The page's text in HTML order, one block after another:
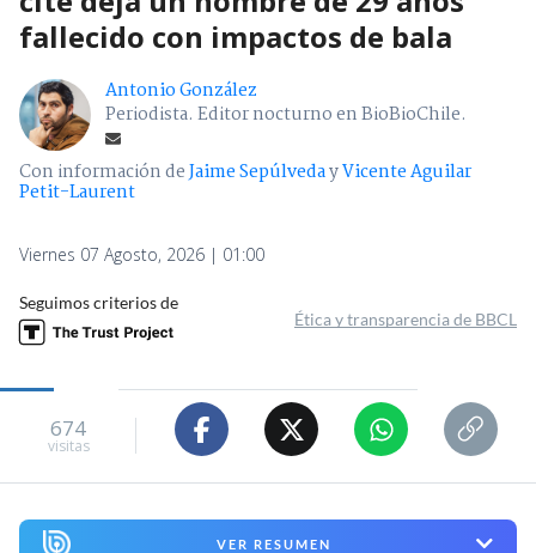
fallecido con impactos de bala
Antonio González
Periodista. Editor nocturno en BioBioChile.
Con información deJaime SepúlvedayVicente Aguilar
Petit-Laurent
Viernes 07 Agosto, 2026 | 01:00
Seguimos criterios de
Ética y transparencia de BBCL
674
visitas
VER RESUMEN